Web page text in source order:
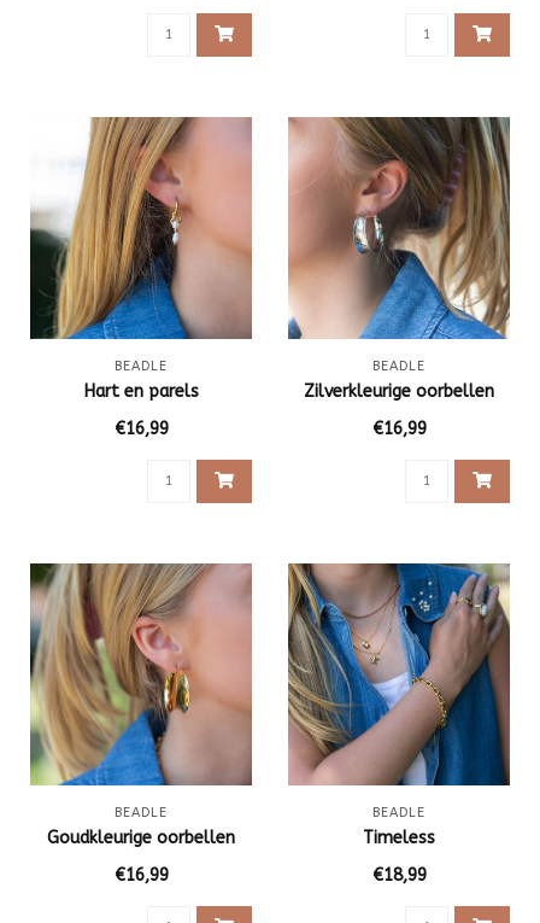
BEADLE
Hart en parels
€16,99
BEADLE
Zilverkleurige oorbellen
€16,99
BEADLE
Goudkleurige oorbellen
€16,99
BEADLE
Timeless
€18,99